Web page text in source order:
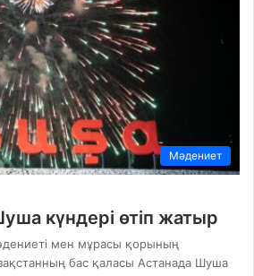
Мәдениет
күндері өтіп жатыр
мен мұрасы қорының
бас қаласы Астанада Шуша